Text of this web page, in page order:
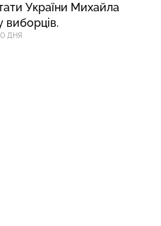
України Михайла
виборців.
ДНЯ